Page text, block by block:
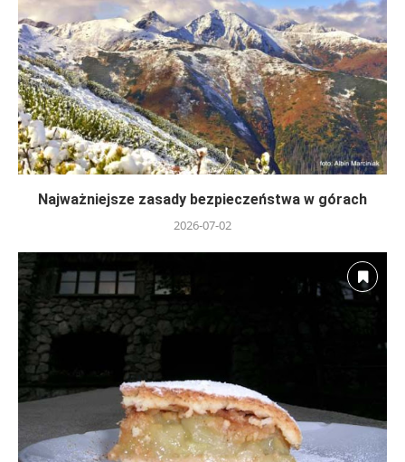
Najważniejsze zasady bezpieczeństwa w górach
2026-07-02